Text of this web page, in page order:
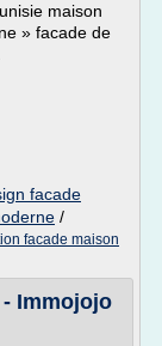
maison
» facade de
facade
/
facade maison
Immojojo